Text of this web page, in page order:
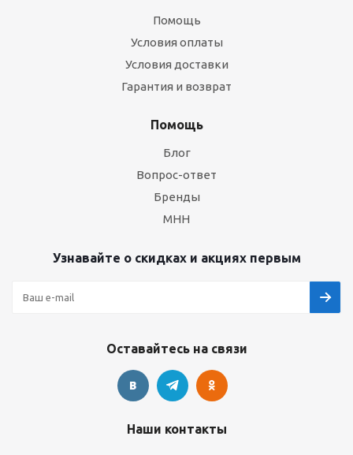
Помощь
Условия оплаты
Условия доставки
Гарантия и возврат
Помощь
Блог
Вопрос-ответ
Бренды
МНН
Узнавайте о скидках и акциях первым
Оставайтесь на связи
Наши контакты